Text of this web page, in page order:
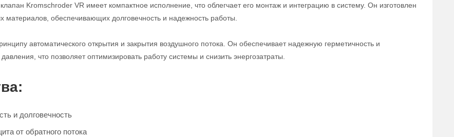
Kromschroder VR имеет компактное исполнение, что облегчает его монтаж и интеграцию в систему. Он изготовлен
материалов, обеспечивающих долговечность и надежность работы.
автоматического открытия и закрытия воздушного потока. Он обеспечивает надежную герметичность и
что позволяет оптимизировать работу системы и снизить энергозатраты.
и долговечность
от обратного потока